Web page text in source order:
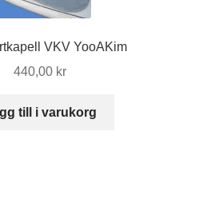
kan
VKV YooAKim
440,00 kr
till i varukorg